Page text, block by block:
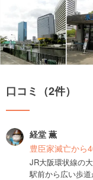
口コミ（2件）
経堂 薫
豊臣家滅亡から
JR大阪環状線の
駅前から広い歩道